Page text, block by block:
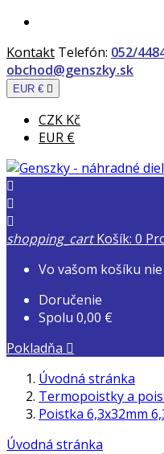
Kontakt Telefón: 052/
obchod@genszky.sk
EUR € 
CZK Kč
EUR €



shopping_cart Košík: 0
Vo vašom košíku
Doručenie
Spolu 0,00 €
Pokladňa 
Úvodná stránka
Termopoistky a
Poistka 6,3x32mm
Úvodná stránka